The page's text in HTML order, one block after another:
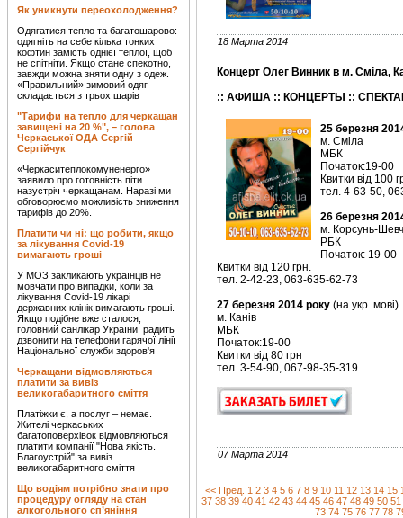
Як уникнути переохолодження?
Одягатися тепло та багатошарово:
одягніть на себе кілька тонких
кофтин замість однієї теплої, щоб
не спітніти. Якщо стане спекотно,
завжди можна зняти одну з одеж.
«Правильний» зимовий одяг
складається з трьох шарів
"Тарифи на тепло для черкащан
завищені на 20 %", – голова
Черкаської ОДА Сергій
Сергійчук
«Черкаситеплокомуненерго»
заявило про готовність піти
назустріч черкащанам. Наразі ми
обговорюємо можливість зниження
тарифів до 20%.
Платити чи ні: що робити, якщо
за лікування Covid-19
вимагають гроші
У МОЗ закликають українців не
мовчати про випадки, коли за
лікування Covid-19 лікарі
державних клінік вимагають гроші.
Якщо подібне вже сталося,
головний санлікар України радить
дзвонити на телефони гарячої лінії
Національної служби здоров'я
Черкащани відмовляються
платити за вивіз
великогабаритного сміття
Платіжки є, а послуг – немає.
Жителі черкаських
багатоповерхівок відмовляються
платити компанії "Нова якість.
Благоустрій" за вивіз
великогабаритного сміття
Що водіям потрібно знати про
процедуру огляду на стан
алкогольного сп’яніння
18 Марта 2014
Концерт Олег Винник в м. Сміла,
:: АФИША :: КОНЦЕРТЫ ::
25 березня
м. Сміла
МБК
Початок:19-00
Квитки від 100
тел. 4-63-50,
26 березня
м. Корсунь-
РБК
Початок: 19-00
Квитки від 120 грн.
тел. 2-42-23, 063-635-62-73
27 березня 2014 року(на укр. мові)
м. Канів
МБК
Початок:19-00
Квитки від 80 грн
тел. 3-54-90, 067-98-35-319
07 Марта 2014
<< Пред. 1 2 3 4 5 6 7 8 9 10 11 12 13 14 15
37 38 39 40 41 42 43 44 45 46 47 48 49 50 51
73 74 75 76 77 78